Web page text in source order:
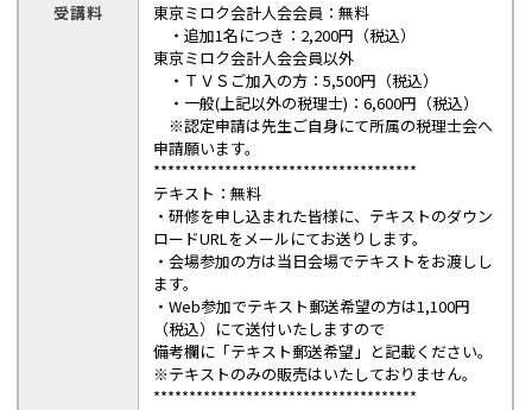
受講料
東京ミロク会計人会会員：無料
・追加1名につき：2,200円（税込）
東京ミロク会計人会会員以外
・ＴＶＳご加入の方：5,500円（税込）
・一般(上記以外の税理士)：6,600円（税込）
※認定申請は先生ご自身にて所属の税理士会へ
申請願います。
*************************************
テキスト：無料
・研修を申し込まれた皆様に、テキストのダウン
ロードURLをメールにてお送りします。
・会場参加の方は当日会場でテキストをお渡しし
ます。
・Web参加でテキスト郵送希望の方は1,100円
（税込）にて送付いたしますので
備考欄に「テキスト郵送希望」と記載ください。
※テキストのみの販売はいたしておりません。
*************************************